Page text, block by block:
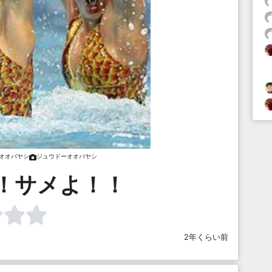
オバヤシ ジュウドーオオバヤシ
サメよ！！
2年くらい前